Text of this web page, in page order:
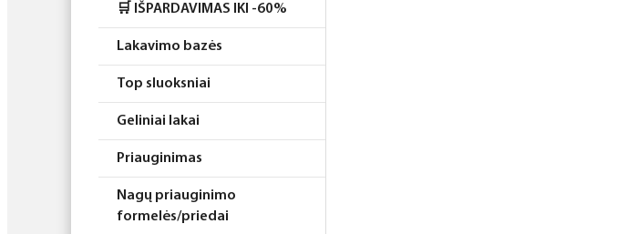
Rinkiniai
🛒 IŠPARDAVIMAS IKI -60%
Lakavimo bazės
Top sluoksniai
Geliniai lakai
Priauginimas
Nagų priauginimo
formelės/priedai